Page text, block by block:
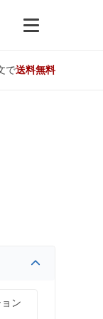
で送料無料
ン